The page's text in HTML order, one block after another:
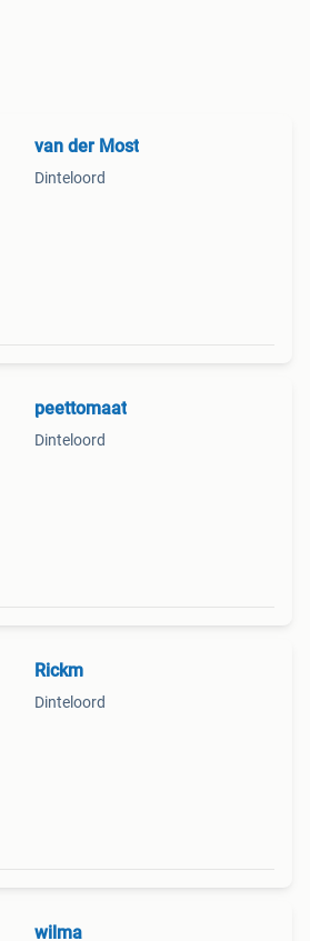
van der Most
Dinteloord
peettomaat
Dinteloord
Rickm
Dinteloord
wilma